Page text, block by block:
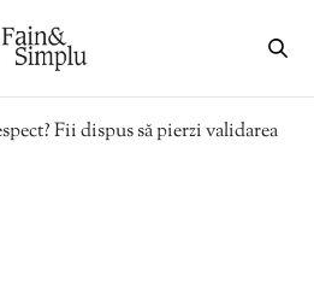
Fii dispus să pierzi validarea